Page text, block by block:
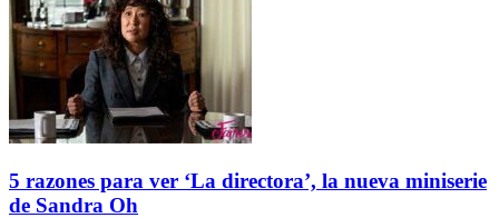
5 razones para ver ‘La directora’, la nueva miniserie
de Sandra Oh